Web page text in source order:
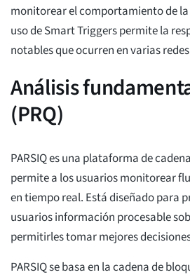
monitorear el comportamiento de
uso de Smart Triggers permite la
notables que ocurren en varias
Análisis
(PRQ)
PARSIQ es una plataforma de
permite a los usuarios monitorear
en tiempo real. Está diseñado para
usuarios información procesable
permitirles tomar mejores
PARSIQ se basa en la cadena de